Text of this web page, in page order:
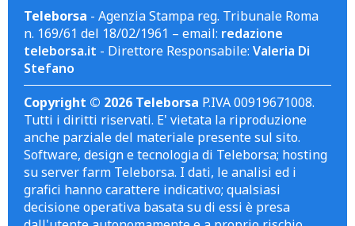
Teleborsa - Agenzia Stampa reg. Tribunale Roma
n. 169/61 del 18/02/1961 – email: redazione
teleborsa.it - Direttore Responsabile: Valeria Di
Stefano
Copyright © 2026 Teleborsa P.IVA 00919671008.
Tutti i diritti riservati. E' vietata la riproduzione
anche parziale del materiale presente sul sito.
Software, design e tecnologia di Teleborsa; hosting
su server farm Teleborsa. I dati, le analisi ed i
grafici hanno carattere indicativo; qualsiasi
decisione operativa basata su di essi è presa